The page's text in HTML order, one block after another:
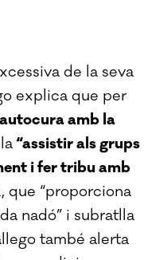
de la seva
explica que per
amb la
“assistir als grups
i fer tribu amb
que “proporciona
nadó” i subratlla
també alerta